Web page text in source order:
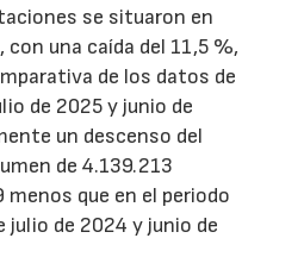
se situaron en
una caída del 11,5 %,
de los datos de
de 2025 y junio de
un descenso del
de 4.139.213
menos que en el periodo
julio de 2024 y junio de